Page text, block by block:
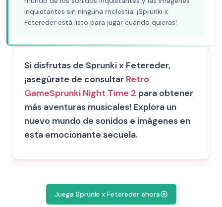
inquietantes sin ninguna molestia. ¡Sprunki x
Fetereder está listo para jugar cuando quieras!
Si disfrutas de Sprunki x Fetereder,
¡asegúrate de consultar Retro
GameSprunki Night Time 2 para obtener
más aventuras musicales! Explora un
nuevo mundo de sonidos e imágenes en
esta emocionante secuela.
Juega Sprunki x Fetereder ahora